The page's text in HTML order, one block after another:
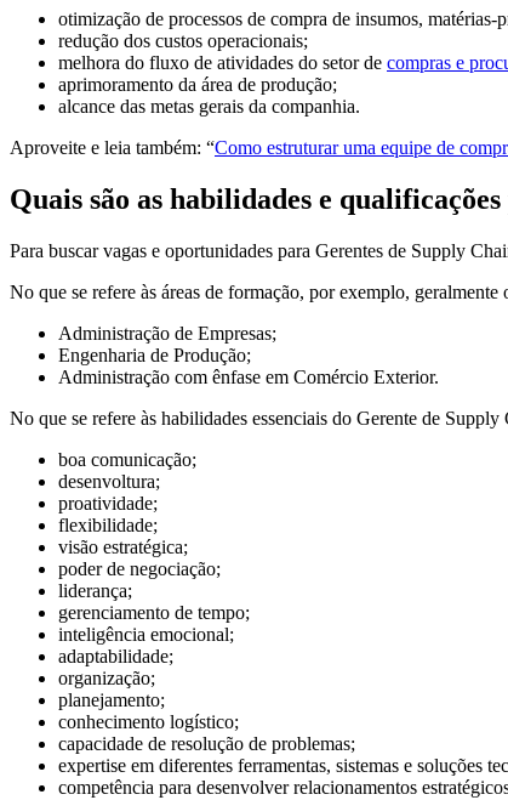
otimização de processos de compra de insumos, matérias-
redução dos custos operacionais;
melhora do fluxo de atividades do setor de compras e
aprimoramento da área de produção;
alcance das metas gerais da companhia.
Aproveite e leia também: “Como estruturar uma equipe de
Quais são as habilidades e
Para buscar vagas e oportunidades para Gerentes de Supply
No que se refere às áreas de formação, por exemplo,
Administração de Empresas;
Engenharia de Produção;
Administração com ênfase em Comércio Exterior.
No que se refere às habilidades essenciais do Gerente de Supply
boa comunicação;
desenvoltura;
proatividade;
flexibilidade;
visão estratégica;
poder de negociação;
liderança;
gerenciamento de tempo;
inteligência emocional;
adaptabilidade;
organização;
planejamento;
conhecimento logístico;
capacidade de resolução de problemas;
expertise em diferentes ferramentas, sistemas e soluções
competência para desenvolver relacionamentos